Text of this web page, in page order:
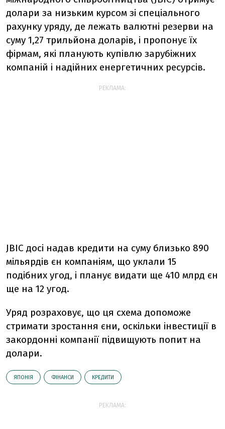
долари за низьким курсом зі спеціального
рахунку уряду, де лежать валютні резерви на
суму 1,27 трильйона доларів, і пропонує їх
фірмам, які планують купівлю зарубіжних
компаній і надійних енергетичних ресурсів.
РЕКЛАМА:
JBIC досі надав кредити на суму близько 890
мільярдів єн компаніям, що уклали 15
подібних угод, і планує видати ще 410 млрд єн
ще на 12 угод.
Уряд розраховує, що ця схема допоможе
стримати зростання єни, оскільки інвестиції в
закордонні компанії підвищують попит на
долари.
ЯПОНІЯ ФІНАНСИ КРЕДИТИ
РЕКЛАМА: